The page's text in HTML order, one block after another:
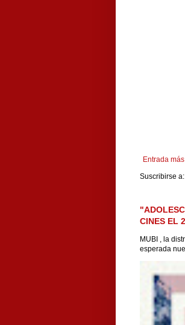
Entrada
Suscribirse a:
CINES EL
MUBI , la
esperada